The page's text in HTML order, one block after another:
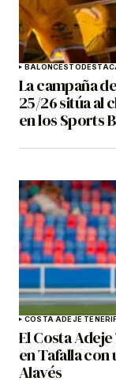
BALONCESTO
La campaña
25/26 sitúa al
en los Sports
COSTA ADEJE
El Costa
en Tafalla
Alavés